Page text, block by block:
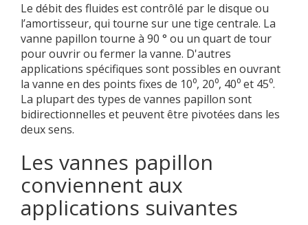
Le débit des fluides est contrôlé par le disque ou
l’amortisseur, qui tourne sur une tige centrale. La
vanne papillon tourne à 90 ° ou un quart de tour
pour ouvrir ou fermer la vanne. D'autres
applications spécifiques sont possibles en ouvrant
la vanne en des points fixes de 10⁰, 20⁰, 40⁰ et 45⁰.
La plupart des types de vannes papillon sont
bidirectionnelles et peuvent être pivotées dans les
deux sens.
Les vannes papillon
conviennent aux
applications suivantes